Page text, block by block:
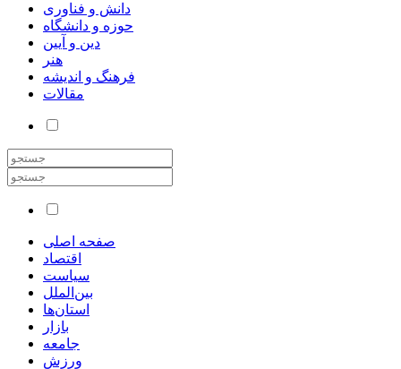
دانش و فناوری
حوزه و دانشگاه
دین و آیین
هنر
فرهنگ و اندیشه
مقالات
صفحه اصلی
اقتصاد
سیاست
بین‌الملل
استان‌ها
بازار
جامعه
ورزش